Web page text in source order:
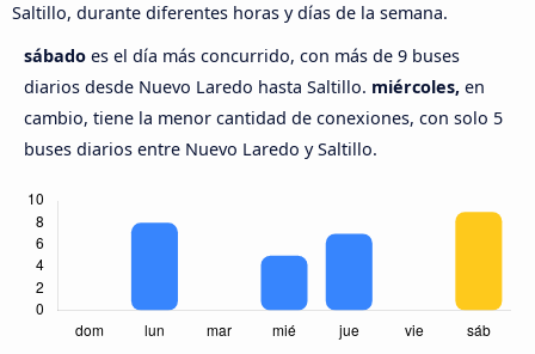
Saltillo, durante diferentes horas y días de la semana.
sábado es el día más concurrido, con más de 9 buses
diarios desde Nuevo Laredo hasta Saltillo. miércoles, en
cambio, tiene la menor cantidad de conexiones, con solo 5
buses diarios entre Nuevo Laredo y Saltillo.